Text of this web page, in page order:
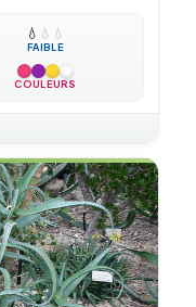
💧 💧 💧
FAIBLE
COULEURS